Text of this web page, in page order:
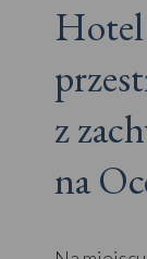
Hotel
z
na